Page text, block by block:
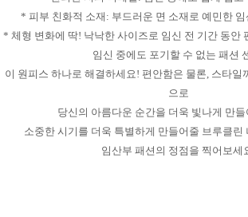
* 피부 친화적 소재: 부드러운 면 소재로 예민한
* 체형 변화에 딱! 낙낙한 사이즈로 임신 전 기간 동안
임신 중에도 포기할 수 없는 패션
이 원피스 하나로 해결하세요! 편안함은 물론, 스타일
으로
당신의 아름다운 순간을 더욱 빛나게 만
소중한 시기를 더욱 특별하게 만들어줄 브루클린
임산부 패션의 정점을 찍어보세